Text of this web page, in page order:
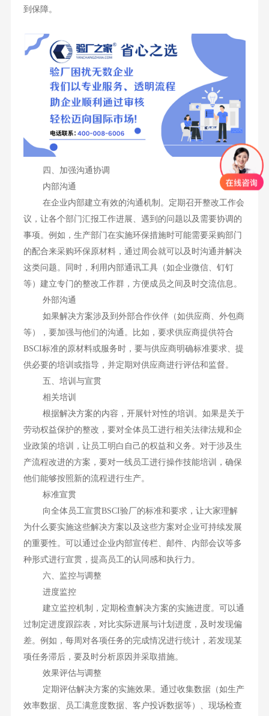
到保障。
四、加强沟通协调
内部沟通
在企业内部建立有效的沟通机制。定期召开整改工作会
议，让各个部门汇报工作进展、遇到的问题以及需要协调的
事项。例如，生产部门在实施环保措施时可能需要采购部门
的配合来采购环保原材料，通过周会就可以及时沟通并解决
这类问题。同时，利用内部通讯工具（如企业微信、钉钉
等）建立专门的整改工作群，方便成员之间及时交流信息。
外部沟通
如果解决方案涉及到外部合作伙伴（如供应商、外包商
等），要加强与他们的沟通。比如，要求供应商提供符合
BSCI标准的原材料或服务时，要与供应商明确标准要求、提
供必要的培训或指导，并定期对供应商进行评估和监督。
五、培训与宣贯
相关培训
根据解决方案的内容，开展针对性的培训。如果是关于
劳动权益保护的整改，要对全体员工进行相关法律法规和企
业政策的培训，让员工明白自己的权益和义务。对于涉及生
产流程改进的方案，要对一线员工进行操作技能培训，确保
他们能够按照新的流程进行生产。
标准宣贯
向全体员工宣贯BSCI验厂的标准和要求，让大家理解
为什么要实施这些解决方案以及这些方案对企业可持续发展
的重要性。可以通过企业内部宣传栏、邮件、内部会议等多
种形式进行宣贯，提高员工的认同感和执行力。
六、监控与调整
进度监控
建立监控机制，定期检查解决方案的实施进度。可以通
过制定进度跟踪表，对比实际进展与计划进度，及时发现偏
差。例如，每周对各项任务的完成情况进行统计，若发现某
项任务滞后，要及时分析原因并采取措施。
效果评估与调整
定期评估解决方案的实施效果。通过收集数据（如生产
效率数据、员工满意度数据、客户投诉数据等）、现场检查